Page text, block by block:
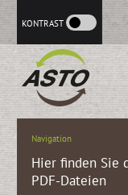
KONTRAST
Navigation
Hier finden Sie
PDF-Dateien